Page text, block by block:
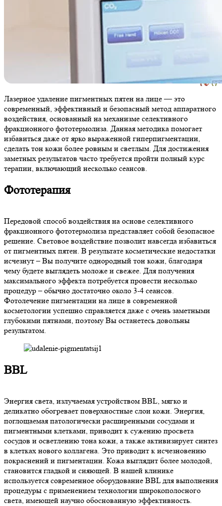
Лазерное удаление пигментных пятен на лице — это
современный, эффективный и безопасный метод аппаратного
воздействия, основанный на механизме селективного
фракционного фототермолиза. Данная методика помогает
избавиться даже от ярко выраженной гиперпигментации,
сделать тон кожи более ровным и светлым. Для достижения
заметных результатов часто требуется пройти полный курс
терапии, включающий несколько сеансов.
Фототерапия
Передовой способ воздействия на основе селективного
фракционного фототермолиза представляет собой безопасное
решение. Световое воздействие позволит навсегда избавиться
от пигментных пятен. В результате косметические недостатки
исчезнут – Вы получите однородный тон кожи, благодаря
чему будете выглядеть моложе и свежее. Для получения
максимального эффекта потребуется провести несколько
процедур – обычно достаточно около 3-4 сеансов.
Фотолечение пигментации на лице в современной
косметологии успешно справляется даже с очень заметными
глубокими пятнами, поэтому Вы останетесь довольны
результатом.
BBL
Энергия света, излучаемая устройством BBL, мягко и
деликатно обогревает поверхностные слои кожи. Энергия,
поглощаемая патологически расширенными сосудами и
пигментными клетками, приводит к сужению просвета
сосудов и осветлению тона кожи, а также активизирует синтез
в клетках нового коллагена. Это приводит к исчезновению
покраснений и пигментации. Кожа выглядит более молодой,
становится гладкой и сияющей. В нашей клинике
используется современное оборудование BBL для выполнения
процедуры с применением технологии широкополосного
света, имеющей научно обоснованную эффективность.